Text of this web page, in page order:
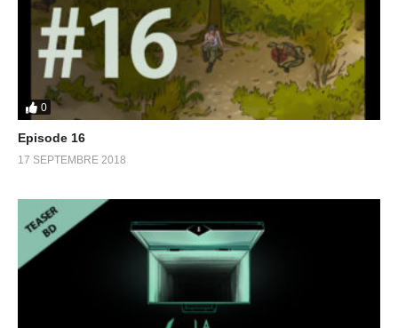
0
Episode 16
17 SEPTEMBRE 2018